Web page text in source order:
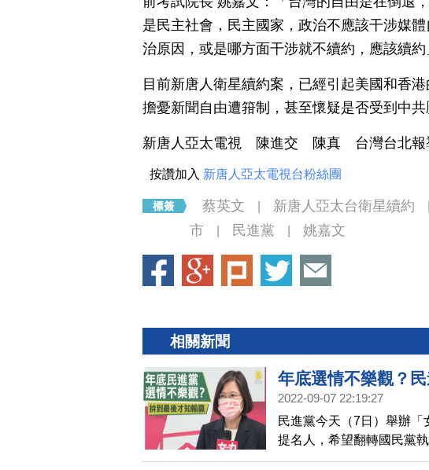
是民主社會，民主國家，政治不應該干涉媒
治原因，或是哪方面干涉就不續約，應該續約
目前新唐人衛星續約案，已經引起美國和香
擔憂新聞自由遭箝制，甚至懷疑是否受到中共
新唐人亞太電視 陳進交 陳真 台灣台北報
按讚加入 新唐人亞太電視台粉絲團
蔡英文 新唐人亞太台衛星續約
市
民進黨 姚嘉文
相關新聞
年底選情不樂觀？
2022-09-07 22:19:27
民進黨今天（7日）舉辦
提名人，希望翻轉國民黨
「會做事」隊伍，相信無